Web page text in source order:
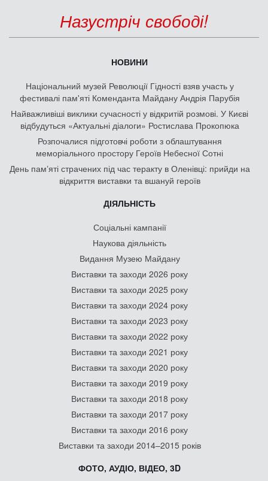
Назустріч свободі!
НОВИНИ
Національний музей Революції Гідності взяв участь у
фестивалі пам'яті Коменданта Майдану Андрія Парубія
Найважливіші виклики сучасності у відкритій розмові. У Києві
відбудуться «Актуальні діалоги» Ростислава Прокопюка
Розпочалися підготовчі роботи з облаштування
меморіального простору Героїв Небесної Сотні
День памʼяті страчених під час теракту в Оленівці: прийди на
відкриття виставки та вшануй героїв
ДІЯЛЬНІСТЬ
Соціальні кампанії
Наукова діяльність
Видання Музею Майдану
Виставки та заходи 2026 року
Виставки та заходи 2025 року
Виставки та заходи 2024 року
Виставки та заходи 2023 року
Виставки та заходи 2022 року
Виставки та заходи 2021 року
Виставки та заходи 2020 року
Виставки та заходи 2019 року
Виставки та заходи 2018 року
Виставки та заходи 2017 року
Виставки та заходи 2016 року
Виставки та заходи 2014–2015 років
ФОТО, АУДІО, ВІДЕО, 3D